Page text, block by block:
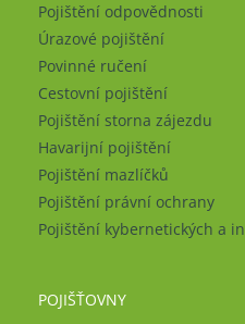
Pojištění odpovědnosti
Úrazové pojištění
Povinné ručení
Cestovní pojištění
Pojištění storna zájezdu
Havarijní pojištění
Pojištění mazlíčků
Pojištění právní ochrany
Pojištění kybernetických a
POJIŠŤOVNY